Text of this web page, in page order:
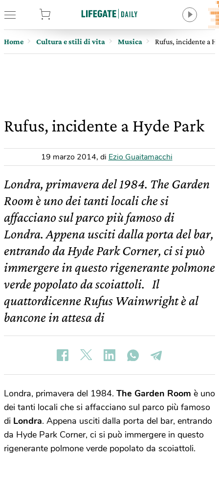
Home Cultura e stili di vita Musica Rufus, incidente a
Rufus, incidente a Hyde Park
19 marzo 2014, di Ezio Guaitamacchi
Londra, primavera del 1984. The Garden
Room è uno dei tanti locali che si
affacciano sul parco più famoso di
Londra. Appena usciti dalla porta del bar,
entrando da Hyde Park Corner, ci si può
immergere in questo rigenerante polmone
verde popolato da scoiattoli. Il
quattordicenne Rufus Wainwright è al
bancone in attesa di
Londra, primavera del 1984. The Garden Room è uno
dei tanti locali che si affacciano sul parco più famoso
di Londra. Appena usciti dalla porta del bar, entrando
da Hyde Park Corner, ci si può immergere in questo
rigenerante polmone verde popolato da scoiattoli.